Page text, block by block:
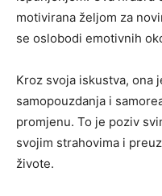
motivirana željom za
se oslobodi emotivnih
Kroz svoja iskustva, ona
samopouzdanja i
promjenu. To je poziv
svojim strahovima i
živote.